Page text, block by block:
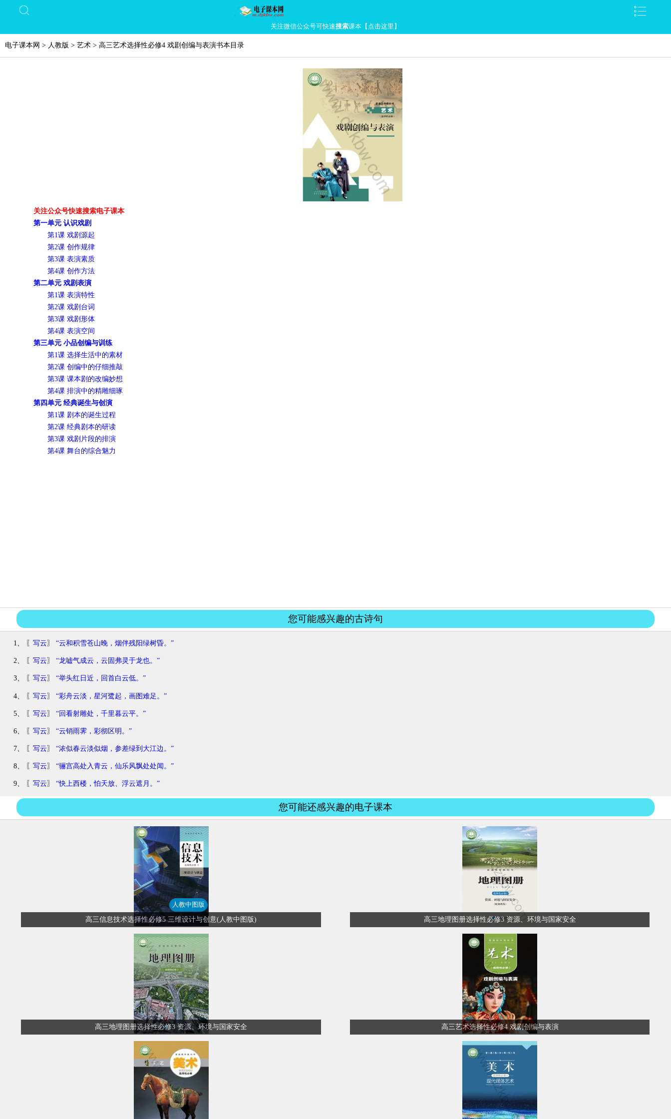
关注微信公众号可快速搜索课本【点击这里】
电子课本网 > 人教版 > 艺术 > 高三艺术选择性必修4 戏剧创编与表演书本目录
关注公众号快速搜索电子课本
第一单元 认识戏剧
第1课 戏剧源起
第2课 创作规律
第3课 表演素质
第4课 创作方法
第二单元 戏剧表演
第1课 表演特性
第2课 戏剧台词
第3课 戏剧形体
第4课 表演空间
第三单元 小品创编与训练
第1课 选择生活中的素材
第2课 创编中的仔细推敲
第3课 课本剧的改编妙想
第4课 排演中的精雕细琢
第四单元 经典诞生与创演
第1课 剧本的诞生过程
第2课 经典剧本的研读
第3课 戏剧片段的排演
第4课 舞台的综合魅力
您可能感兴趣的古诗句
1、 〖 写云〗 “云和积雪苍山晚，烟伴残阳绿树昏。”
2、 〖 写云〗 “龙嘘气成云，云固弗灵于龙也。”
3、 〖 写云〗 “举头红日近，回首白云低。”
4、 〖 写云〗 “彩舟云淡，星河鹭起，画图难足。”
5、 〖 写云〗 “回看射雕处，千里暮云平。”
6、 〖 写云〗 “云销雨霁，彩彻区明。”
7、 〖 写云〗 “浓似春云淡似烟，参差绿到大江边。”
8、 〖 写云〗 “骊宫高处入青云，仙乐风飘处处闻。”
9、 〖 写云〗 “快上西楼，怕天放、浮云遮月。”
您可能还感兴趣的电子课本
人教中图版
高三信息技术选择性必修5 三维设计与创意(人教中图版)
高三地理图册选择性必修3 资源、环境与国家安全
高三地理图册选择性必修3 资源、环境与国家安全 高三艺术选择性必修4 戏剧创编与表演